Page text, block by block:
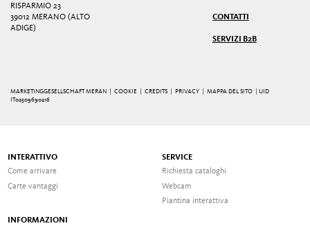
RISPARMIO 23
39012 MERANO (ALTO
ADIGE)
CONTATTI
SERVIZI B2B
MARKETINGGESELLSCHAFT MERAN | COOKIE |CREDITS PRIVACY |MAPPA DEL SITO
| UID
IT02509690216
INTERATTIVO
Come arrivare
Carte vantaggi
SERVICE
Richiesta cataloghi
Webcam
Piantina interattiva
INFORMAZIONI